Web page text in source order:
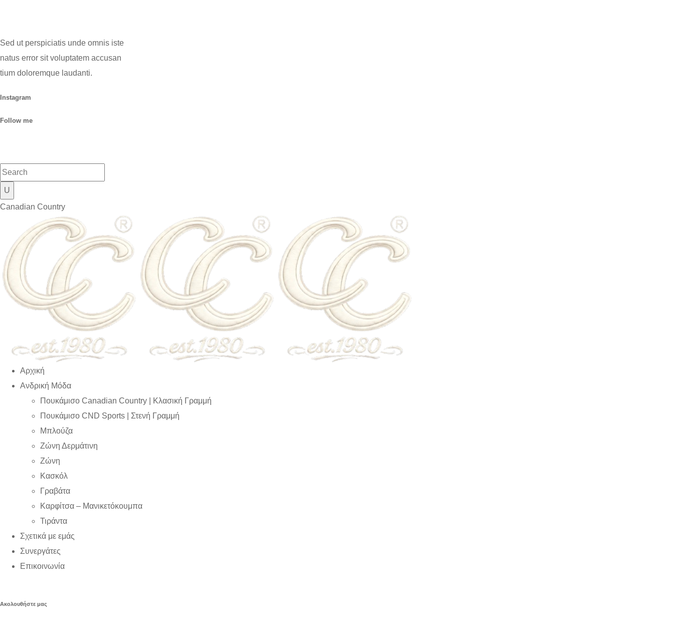
Sed ut perspiciatis unde omnis iste
natus error sit voluptatem accusan
tium doloremque laudanti.
Instagram
Follow me
Canadian Country
Αρχική
Ανδρική Μόδα
Πουκάμισο Canadian Country | Kλασική Γραμμή
Πουκάμισο CND Sports | Στενή Γραμμή
Μπλούζα
Ζώνη Δερμάτινη
Ζώνη
Κασκόλ
Γραβάτα
Καρφίτσα – Μανικετόκουμπα
Τιράντα
Σχετικά με εμάς
Συνεργάτες
Επικοινωνία
Ακολουθήστε μας